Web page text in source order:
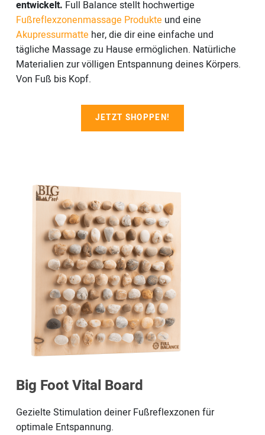
entwickelt. Full Balance stellt hochwertige
Fußreflexzonenmassage Produkte und eine
Akupressurmatte her, die dir eine einfache und
tägliche Massage zu Hause ermöglichen. Natürliche
Materialien zur völligen Entspannung deines Körpers.
Von Fuß bis Kopf.
JETZT SHOPPEN!
Big Foot Vital Board
Gezielte Stimulation deiner Fußreflexzonen für
optimale Entspannung.